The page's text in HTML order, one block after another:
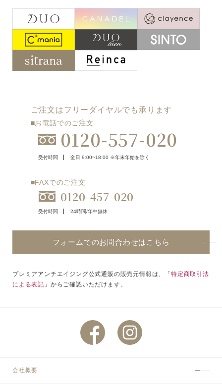
ご注文はフリーダイヤルでも承ります
■お電話でのご注文
0120-557-020
受付時間 全日 9:00~18:00 ※年末年始を除く
■FAXでのご注文
0120-457-020
受付時間 24時間/年中無休
フォームでのお問合わせはこちら
プレミアアンチエイジング公式通販の販売元情報は、「特定商取引法
による表記 」からご確認いただけます。
会社概要